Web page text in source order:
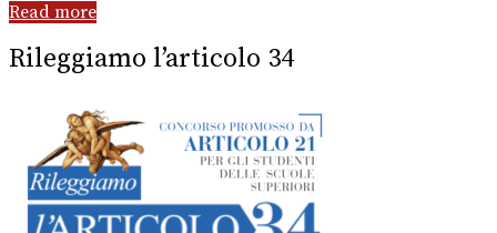
Read more
Rileggiamo l’articolo 34